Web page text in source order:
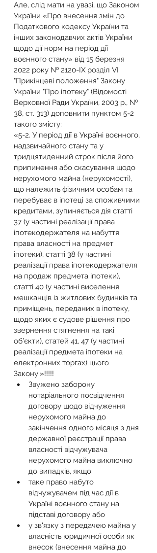
Але, слід мати на увазі, що Законом
України «Про внесення змін до
Податкового кодексу України та
інших законодавчих актів України
щодо дії норм на період дії
воєнного стану» від 15 березня
2022 року № 2120-IX розділ VI
"Прикінцеві положення" Закону
України "Про іпотеку" (Відомості
Верховної Ради України, 2003 р., №
38, ст. 313) доповнити пунктом 5-2
такого змісту:
«5-2. У період дії в Україні воєнного,
надзвичайного стану та у
тридцятиденний строк після його
припинення або скасування щодо
нерухомого майна (нерухомості),
що належить фізичним особам та
перебуває в іпотеці за споживчими
кредитами, зупиняється дія статті
37 (у частині реалізації права
іпотекодержателя на набуття
права власності на предмет
іпотеки), статті 38 (у частині
реалізації права іпотекодержателя
на продаж предмета іпотеки),
статті 40 (у частині виселення
мешканців із житлових будинків та
приміщень, переданих в іпотеку,
щодо яких є судове рішення про
звернення стягнення на такі
об’єкти), статей 41, 47 (у частині
реалізації предмета іпотеки на
електронних торгах) цього
Закону.»!!!!!
Звужено заборону
нотаріального посвідчення
договору щодо відчуження
нерухомого майна до
закінчення одного місяця з дня
державної реєстрації права
власності відчужувача
нерухомого майна виключно
до випадків, якщо:
таке право набуто
відчужувачем під час дії в
Україні воєнного стану на
підставі договору або
у зв'язку з передачею майна у
власність юридичної особи як
внесок (внесення майна до